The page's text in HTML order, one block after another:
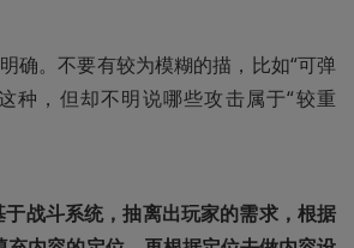
确。不要有较为模糊的描，比如“可弹
种，但却不明说哪些攻击属于“较重
战斗系统，抽离出玩家的需求，根据